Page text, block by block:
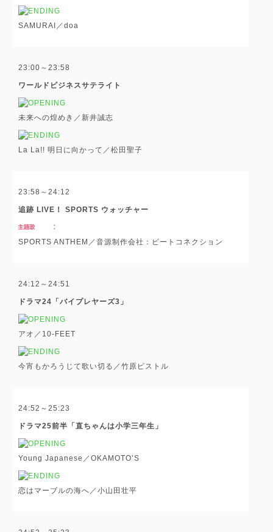
SAMURAI／doa
23:00～23:58
ワールドビジネスサテライト
未来への煌めき／新井誠志
La La!! 明日に向かって／松田聖子
23:58～24:12
追跡 LIVE！ SPORTS ウォッチャー
SPORTS ANTHEM／音源制作会社：ビートコネクション
24:12～24:51
ドラマ24「バイプレヤーズ3」
アオ／10-FEET
今宵もかろうじて歌い切る／竹原ピストル
24:52～25:23
ドラマ25前半「直ちゃんは小学三年生」
Young Japanese／OKAMOTO’S
恋はマーブルの海へ／小山田壮平